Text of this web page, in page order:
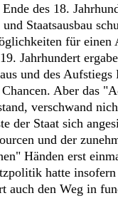
des 18.
Staatsausbau
für
Jahrhundert
und des
Aber das
verschwand
der Staat sich
und der
Händen erst
hatte
auch den Weg in